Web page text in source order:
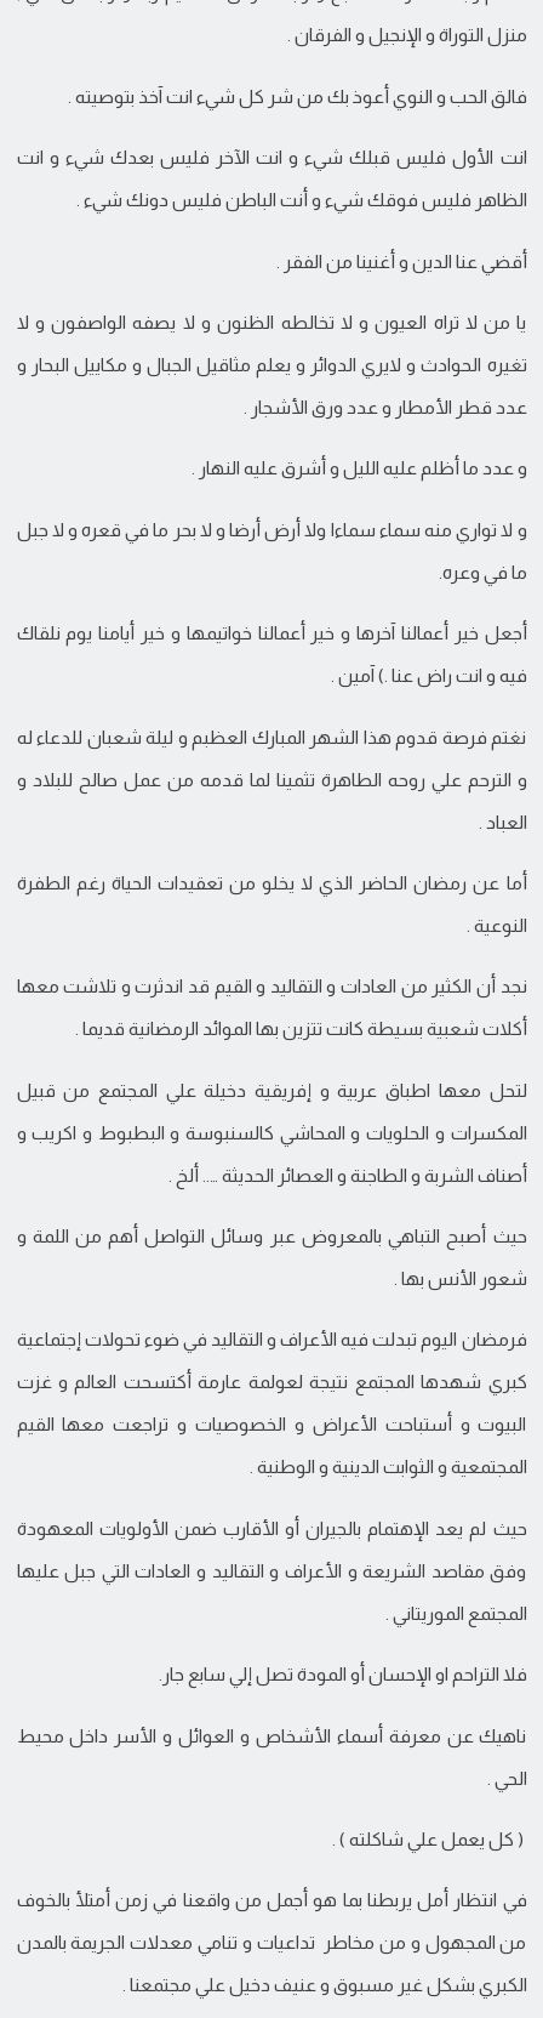
منزل التوراة و الإنجيل و الفرقان .
فالق الحب و النوي أعوذ بك من شر كل شيء انت آخذ بتوصيته .
انت الأول فليس قبلك شيء و انت الآخر فليس بعدك شيء و انت
الظاهر فليس فوقك شيء و أنت الباطن فليس دونك شيء .
أقضي عنا الدين و أغنينا من الفقر .
يا من لا تراه العيون و لا تخالطه الظنون و لا يصفه الواصفون و لا
تغيره الحوادث و لايري الدوائر و يعلم مثاقيل الجبال و مكاييل البحار و
عدد قطر الأمطار و عدد ورق الأشجار .
و عدد ما أظلم عليه الليل و أشرق عليه النهار .
و لا تواري منه سماء سماءا ولا أرض أرضا و لا بحر ما في قعره و لا جبل
ما في وعره.
أجعل خير أعمالنا آخرها و خير أعمالنا خواتيمها و خير أيامنا يوم نلقاك
فيه و انت راض عنا .) آمين .
نغتم فرصة قدوم هذا الشهر المبارك العظبم و ليلة شعبان للدعاء له
و الترحم علي روحه الطاهرة تثمينا لما قدمه من عمل صالح للبلاد و
العباد .
أما عن رمضان الحاضر الذي لا يخلو من تعقيدات الحياة رغم الطفرة
النوعية .
نجد أن الكثير من العادات و التقاليد و القيم قد اندثرت و تلاشت معها
أكلات شعبية بسيطة كانت تتزين بها الموائد الرمضانية قديما .
لتحل معها اطباق عربية و إفريقية دخيلة علي المجتمع من قبيل
المكسرات و الحلويات و المحاشي كالسنبوسة و البطبوط و اكريب و
أصناف الشربة و الطاجنة و العصائر الحديثة ….. ألخ .
حيث أصبح التباهي بالمعروض عبر وسائل التواصل أهم من اللمة و
شعور الأنس بها .
فرمضان اليوم تبدلت فيه الأعراف و التقاليد في ضوء تحولات إجتماعية
كبري شهدها المجتمع نتيجة لعولمة عارمة أكتسحت العالم و غزت
البيوت و أستباحت الأعراض و الخصوصيات و تراجعت معها القيم
المجتمعية و الثوابت الدينية و الوطنية .
حيث لم يعد الإهتمام بالجيران أو الأقارب ضمن الأولويات المعهودة
وفق مقاصد الشريعة و الأعراف و التقاليد و العادات التي جبل عليها
المجتمع الموريتاني .
فلا التراحم او الإحسان أو المودة تصل إلي سابع جار.
ناهيك عن معرفة أسماء الأشخاص و العوائل و الأسر داخل محيط
الحي .
( كل يعمل علي شاكلته ) .
في انتظار أمل يربطنا بما هو أجمل من واقعنا في زمن أمتلأ بالخوف
من المجهول و من مخاطر تداعيات و تنامي معدلات الجريمة بالمدن
الكبري بشكل غير مسبوق و عنيف دخيل علي مجتمعنا .